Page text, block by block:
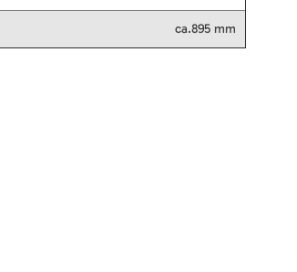
ca.895 mm